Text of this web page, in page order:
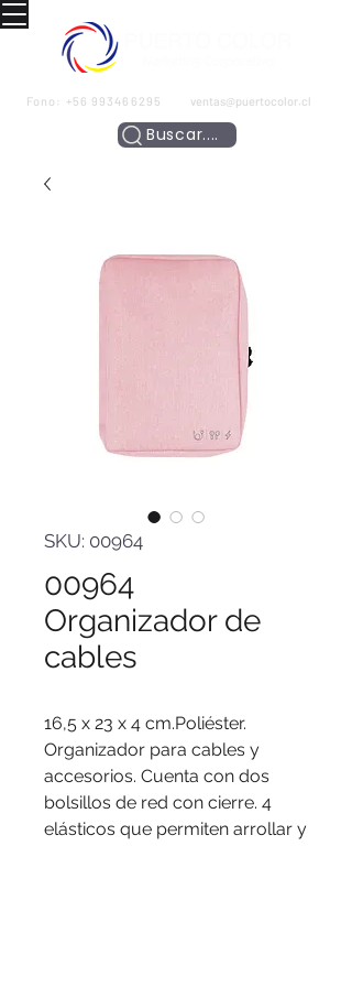
Fono: +56 993466295 ventas@puertocolor.cl
Buscar....
SKU: 00964
00964
Organizador de
cables
16,5 x 23 x 4 cm.Poliéster.
Organizador para cables y
accesorios. Cuenta con dos
bolsillos de red con cierre. 4
elásticos que permiten arrollar y